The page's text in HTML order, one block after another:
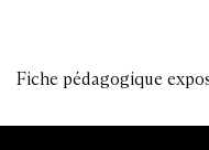
Fiche pédagogique